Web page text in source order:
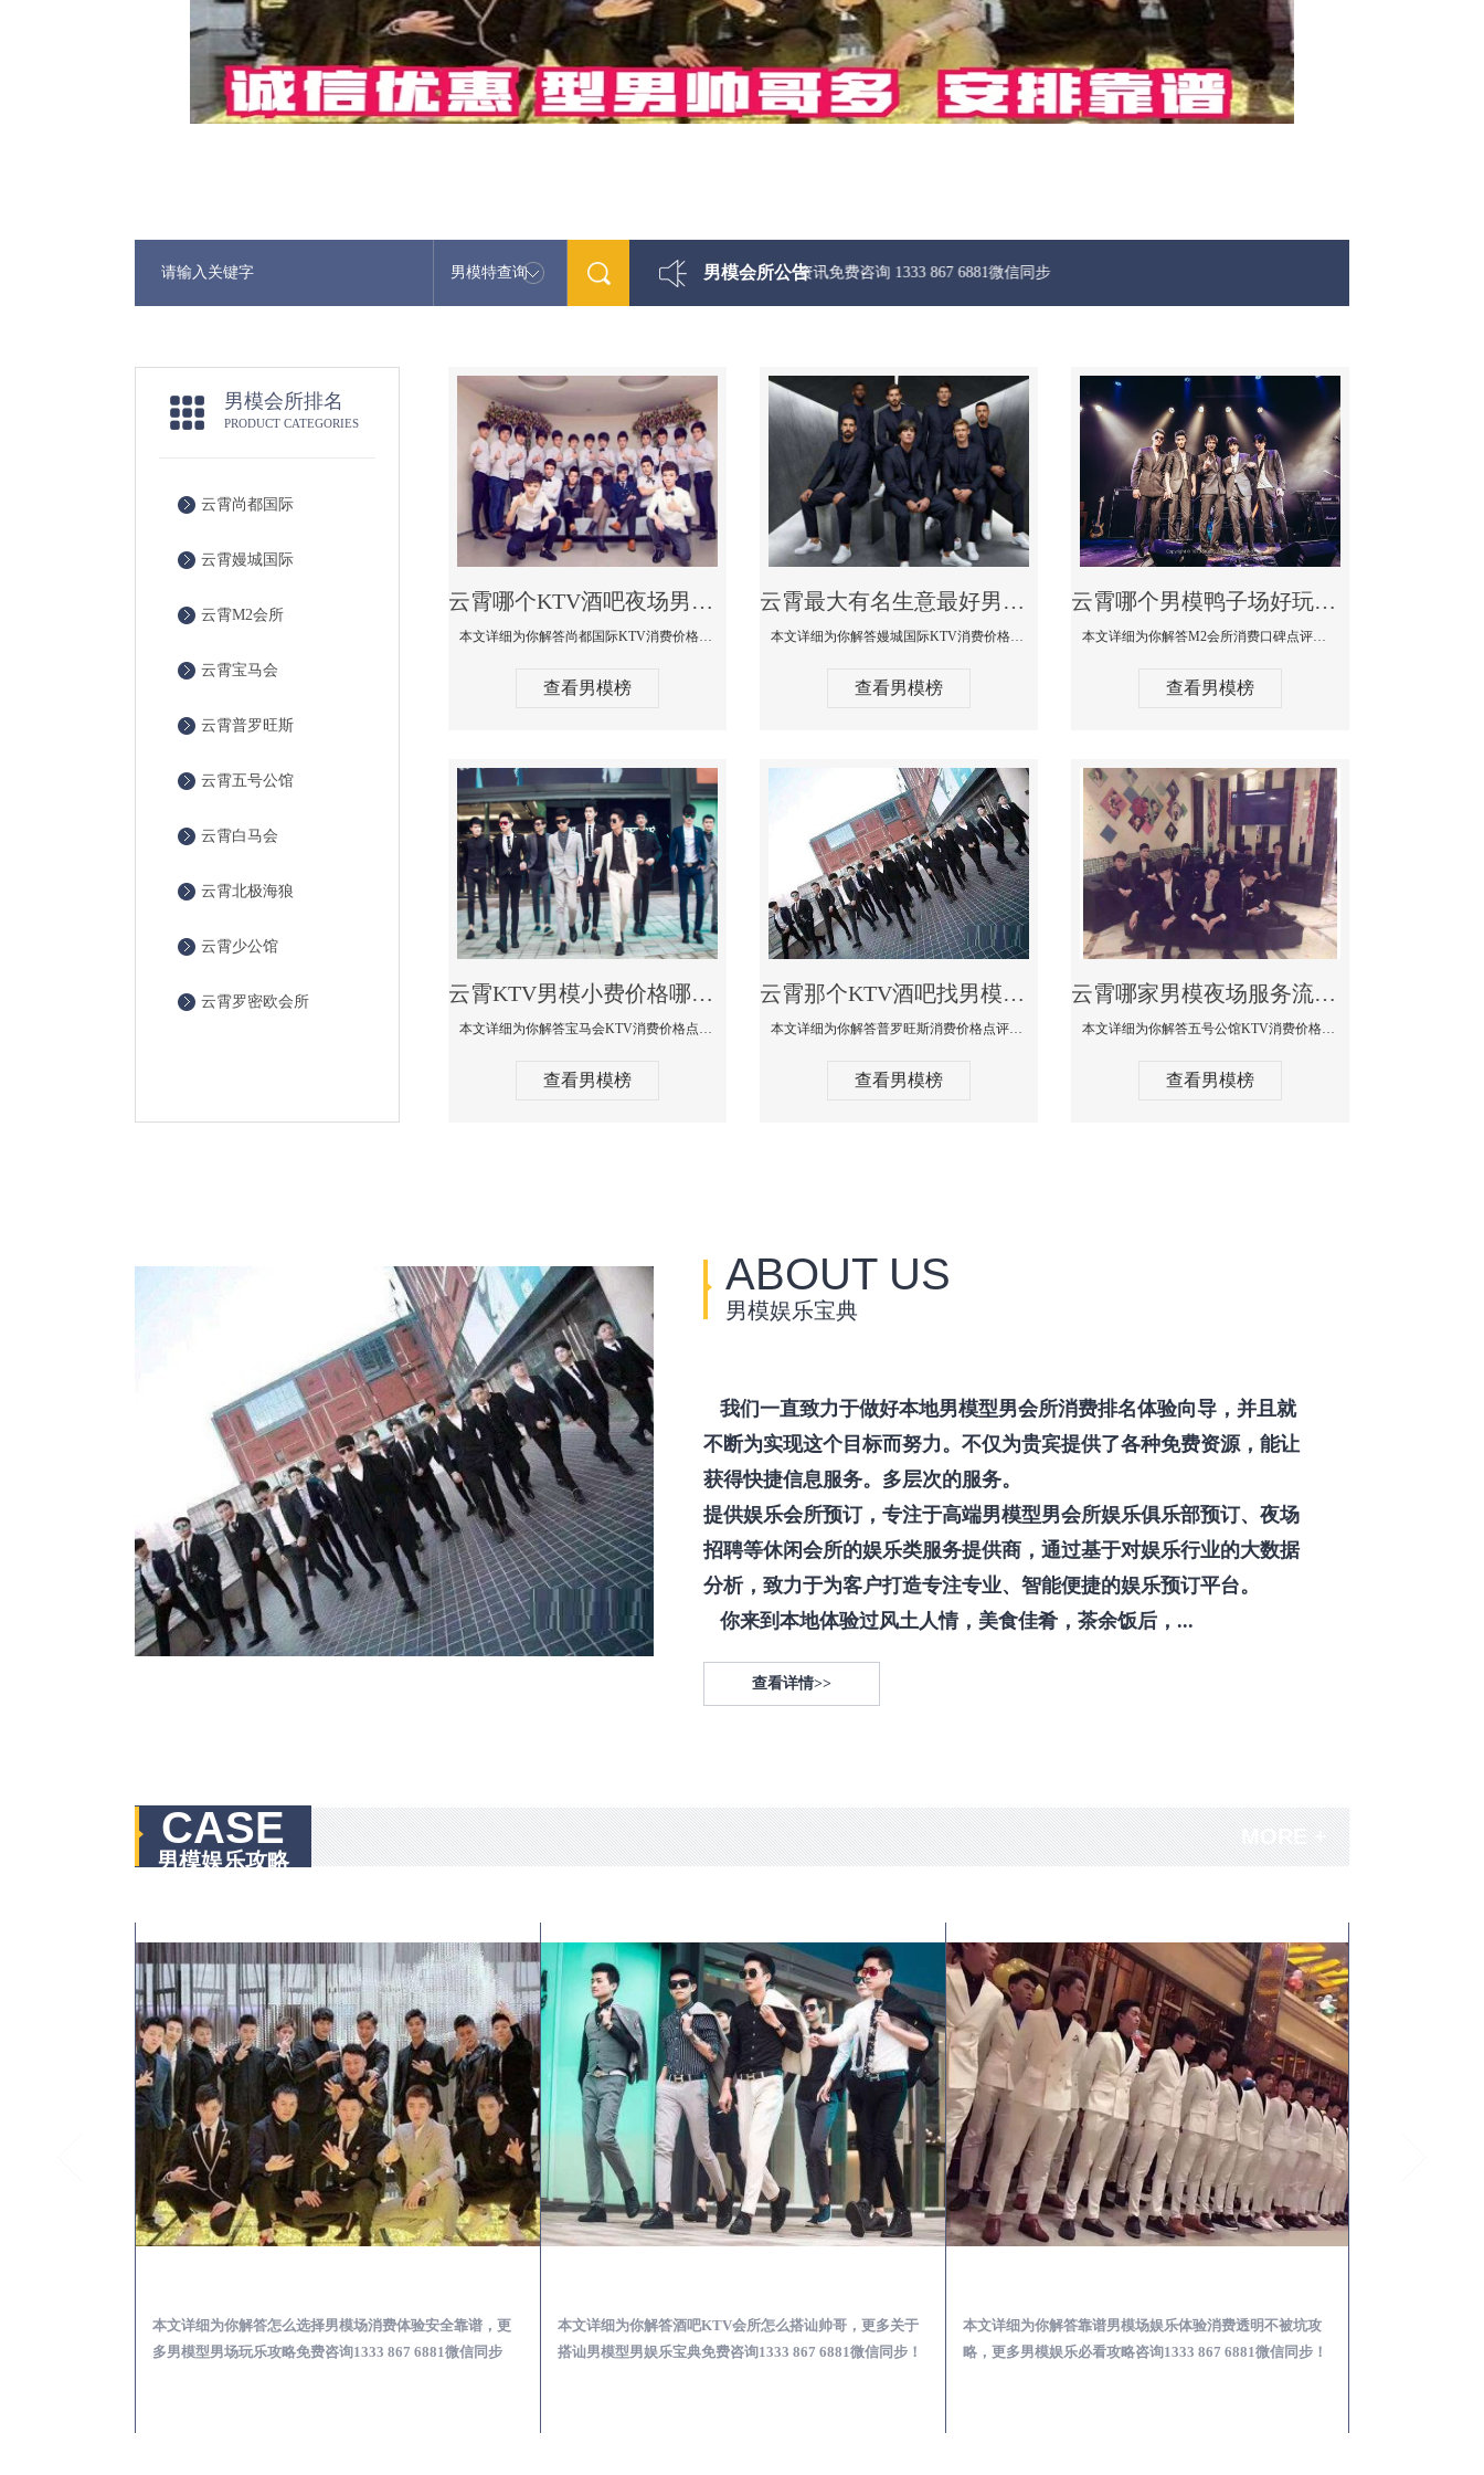
男模特查询 男模会所公告
最新男模娱乐资讯免费咨询 1333 867 6881微信同步
男模会所排名
PRODUCT CATEGORIES
云霄尚都国际
云霄嫚城国际
云霄M2会所
云霄宝马会
云霄普罗旺斯
云霄五号公馆
云霄白马会
云霄北极海狼
云霄少公馆
云霄罗密欧会所
云霄哪个KTV酒吧夜场男模公关型男最帅-尚都国际KTV消费价格点评
本文详细为你解答尚都国际KTV消费价格点评，更多关于哪个KTV酒吧夜场男模公关型男最帅免费咨询1333 867 6881微信同步
查看男模榜
云霄最大有名生意最好男模少爷场KTV体验-嫚城国际KTV消费价格点评
本文详细为你解答嫚城国际KTV消费价格口碑点评，更多关于最大有名生意最好男模少爷场KTV体验免费咨询1333 867 6881微信同步！
查看男模榜
云霄哪个男模鸭子场好玩陪酒服务好-M2会所KTV消费口碑点评
本文详细为你解答M2会所消费口碑点评，更多关于哪个男模鸭子场好玩陪酒服务好免费咨询1333 867 6881微信同步！
查看男模榜
云霄KTV男模小费价格哪家便宜-宝马会KTV消费口碑点评
本文详细为你解答宝马会KTV消费价格点评，更多关于KTV男模小费价格哪家便宜免费咨询1333 867 6881微信同步！
查看男模榜
云霄那个KTV酒吧找男模帅哥男妓多-普罗旺斯KTV真实口碑点评
本文详细为你解答普罗旺斯消费价格点评，更多关于那个KTV酒吧找男模帅哥最多免费咨询1333 867 6881微信同步！
查看男模榜
云霄哪家男模夜场服务流程全面-五号公馆KTV消费价格点评
本文详细为你解答五号公馆KTV消费价格，更多关于哪家男模夜场服务流程全面免费咨询1333 867 6881微信同步！
查看男模榜
ABOUT US
男模娱乐宝典
我们一直致力于做好本地男模型男会所消费排名体验向导，并且就
不断为实现这个目标而努力。不仅为贵宾提供了各种免费资源，能让
获得快捷信息服务。多层次的服务。
提供娱乐会所预订，专注于高端男模型男会所娱乐俱乐部预订、夜场
招聘等休闲会所的娱乐类服务提供商，通过基于对娱乐行业的大数据
分析，致力于为客户打造专注专业、智能便捷的娱乐预订平台。
你来到本地体验过风土人情，美食佳肴，茶余饭后，...
查看详情>>
CASE
男模娱乐攻略
本文详细为你解答怎么选择男模场消费体验安全靠谱，更
多男模型男场玩乐攻略免费咨询1333 867 6881微信同步
本文详细为你解答酒吧KTV会所怎么搭讪帅哥，更多关于
搭讪男模型男娱乐宝典免费咨询1333 867 6881微信同步！
本文详细为你解答靠谱男模场娱乐体验消费透明不被坑攻
略，更多男模娱乐必看攻略咨询1333 867 6881微信同步！